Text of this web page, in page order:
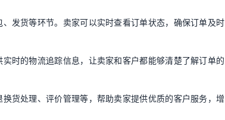
发货等环节。卖家可以实时查看订单状态，确保订单及时
时的物流追踪信息，让卖家和客户都能够清楚了解订单的
货处理、评价管理等，帮助卖家提供优质的客户服务，增